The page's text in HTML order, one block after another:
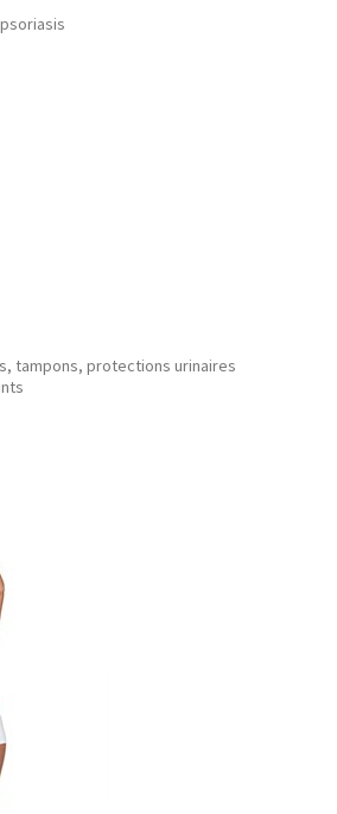
tampons, protections urinaires